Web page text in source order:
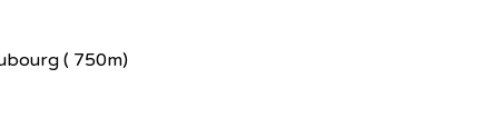
( 750m)